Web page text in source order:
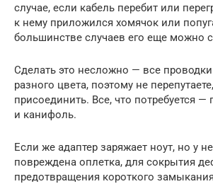
случае, если кабель перебит или
к нему приложился хомячок или
большинстве случаев его еще можно
Сделать это несложно — все
разного цвета, поэтому не
присоединить. Все, что потребуется —
и канифоль.
Если же адаптер заряжает ноут, но у
повреждена оплетка, для сокрытия
предотвращения короткого